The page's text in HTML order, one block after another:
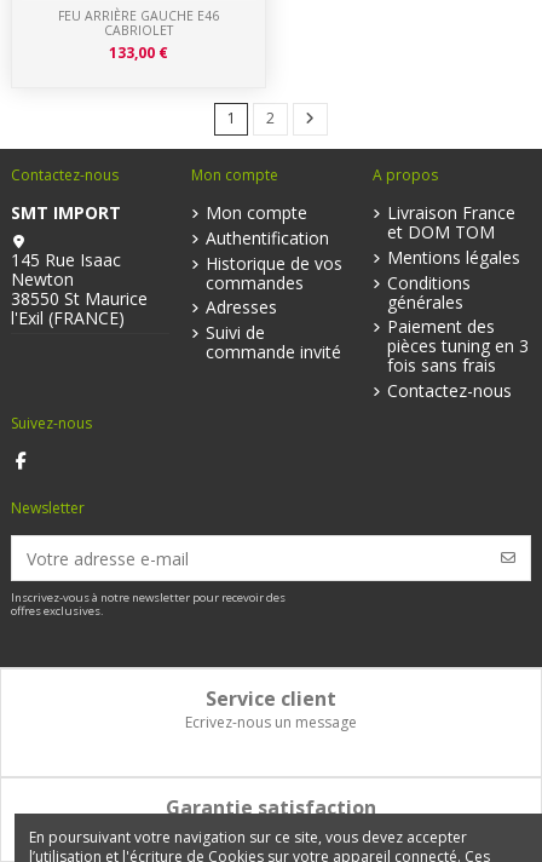
FEU ARRIÈRE GAUCHE E46
CABRIOLET
133,00 €
1 2
Contactez-nous
SMT IMPORT
145 Rue Isaac
Newton
38550 St Maurice
l'Exil (FRANCE)
Mon compte
Mon compte
Authentification
Historique de vos
commandes
Adresses
Suivi de
commande invité
A propos
Livraison France
et DOM TOM
Mentions légales
Conditions
générales
Paiement des
pièces tuning en 3
fois sans frais
Contactez-nous
Suivez-nous
Newsletter
Inscrivez-vous à notre newsletter pour recevoir des
offres exclusives.
Service client
Ecrivez-nous un message
Garantie satisfaction
Vous disposez de 14 jours pour changer d'avis et être remboursé
En poursuivant votre navigation sur ce site, vous devez accepter
l’utilisation et l'écriture de Cookies sur votre appareil connecté. Ces